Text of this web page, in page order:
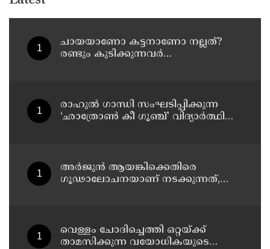
ചായയാണോ കട്ടനാണോ നല്ലത്?
രണ്ടും കുടിക്കുന്നവർ
രാഹുൽ ഗാന്ധി സംഘടിപ്പിക്കുന്ന
‘ഛാത്രോൺ കീ ഗൂഞ്ച്’ വിദ്യാർത്ഥി
അർജുൻ ആയങ്കിക്കെതിരെ
ഗൂഢാലോചനയാണ് നടക്കുന്നത്,
ശശിധരൻ
വെള്ളം ചോദിച്ചെത്തി ഒറ്റയ്ക്ക്
താമസിക്കുന്ന വയോധികയുടെ